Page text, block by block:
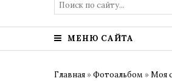
МЕНЮ САЙТА
Главная »Фотоальбом »Моя